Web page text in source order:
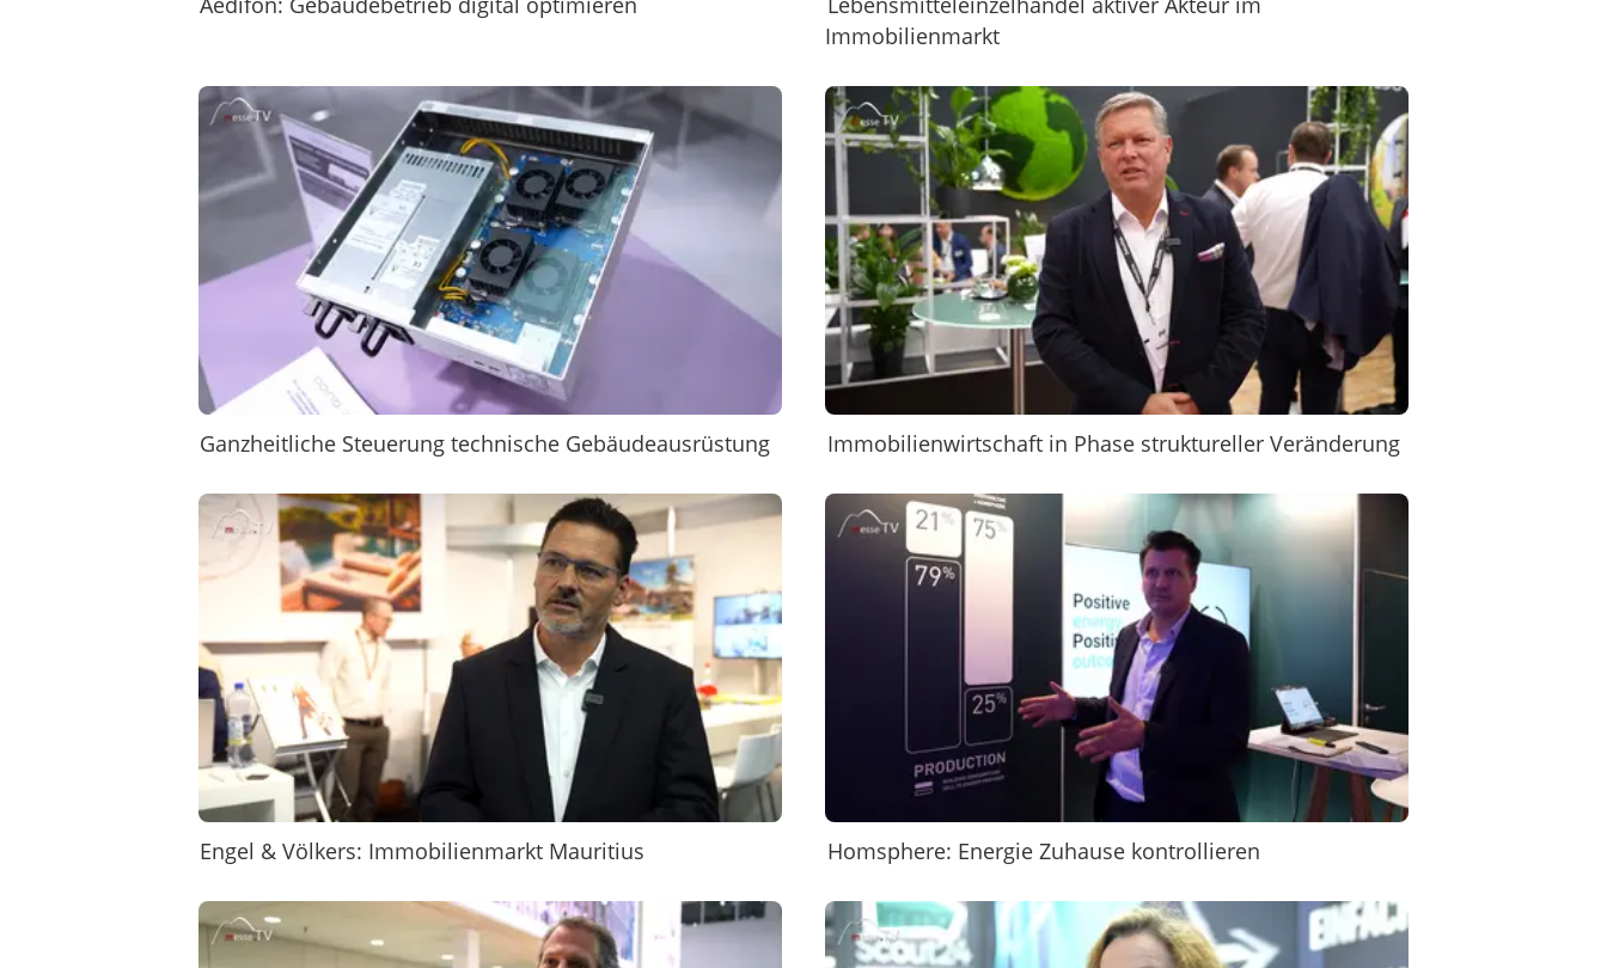
Immobilienmarkt
Ganzheitliche Steuerung technische Gebäudeausrüstung Immobilienwirtschaft in Phase struktureller Veränderung
Engel & Völkers: Immobilienmarkt Mauritius Homsphere: Energie Zuhause kontrollieren